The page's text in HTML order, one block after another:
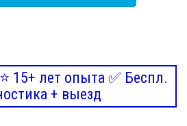
15+ лет опыта ✅ Беспл.
+ выезд